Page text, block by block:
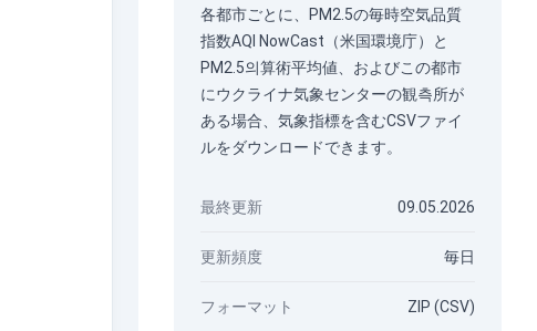
各都市ごとに、PM2.5の毎時空気品質
指数AQI NowCast（米国環境庁）と
PM2.5의算術平均値、およびこの都市
にウクライナ気象センターの観측所が
ある場合、気象指標を含むCSVファイ
ルをダウンロードできます。
最終更新 09.05.2026
更新頻度 毎日
フォーマット ZIP (CSV)